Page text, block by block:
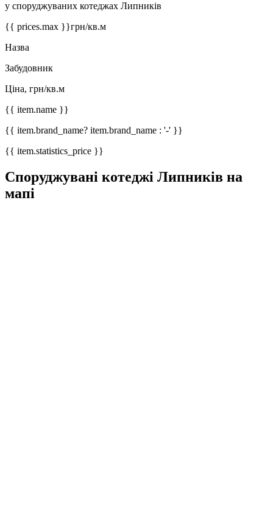
у споруджуваних котеджах Липників
{{ prices.max }}грн/кв.м
Назва
Забудовник
Ціна, грн/кв.м
{{ item.name }}
{{ item.brand_name? item.brand_name : '-' }}
{{ item.statistics_price }}
Споруджувані котеджі Липників на
мапі